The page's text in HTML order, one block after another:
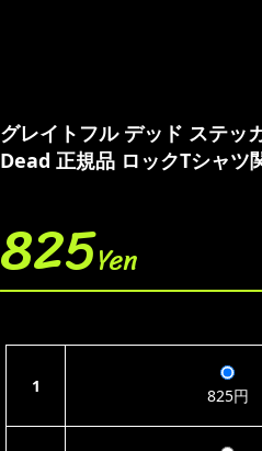
グレイトフル デッド ステ
Dead 正規品 ロックTシャツ
825Yen
1 825円